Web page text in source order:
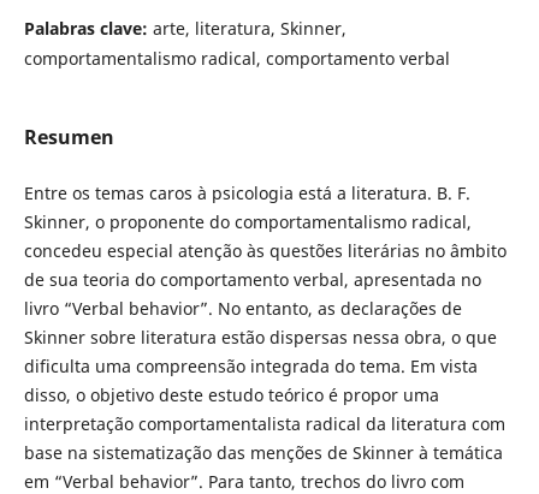
Palabras clave: arte, literatura, Skinner,
comportamentalismo radical, comportamento verbal
Resumen
Entre os temas caros à psicologia está a literatura. B. F.
Skinner, o proponente do comportamentalismo radical,
concedeu especial atenção às questões literárias no âmbito
de sua teoria do comportamento verbal, apresentada no
livro “Verbal behavior”. No entanto, as declarações de
Skinner sobre literatura estão dispersas nessa obra, o que
dificulta uma compreensão integrada do tema. Em vista
disso, o objetivo deste estudo teórico é propor uma
interpretação comportamentalista radical da literatura com
base na sistematização das menções de Skinner à temática
em “Verbal behavior”. Para tanto, trechos do livro com